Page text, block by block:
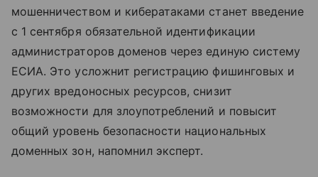
мошенничеством и кибератаками станет введение
с 1 сентября обязательной идентификации
администраторов доменов через единую систему
ЕСИА. Это усложнит регистрацию фишинговых и
других вредоносных ресурсов, снизит
возможности для злоупотреблений и повысит
общий уровень безопасности национальных
доменных зон, напомнил эксперт.